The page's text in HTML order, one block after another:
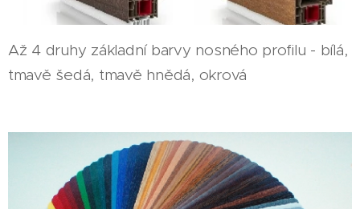
Až 4 druhy základní barvy nosného profilu - bílá,
tmavě šedá, tmavě hnědá, okrová